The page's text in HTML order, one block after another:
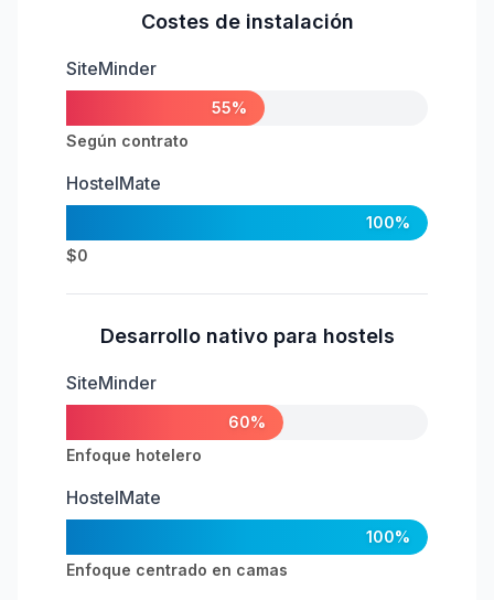
Costes de instalación
SiteMinder
55%
Según contrato
HostelMate
100%
$0
Desarrollo nativo para hostels
SiteMinder
60%
Enfoque hotelero
HostelMate
100%
Enfoque centrado en camas